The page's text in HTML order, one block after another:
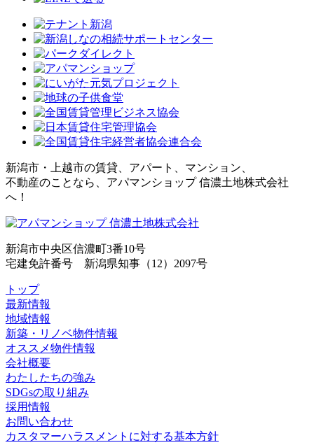
新潟市・上越市の賃貸、アパート、マンション、
不動産のことなら、アパマンショップ 信濃土地株式会社
へ！
新潟市中央区信濃町3番10号
宅建免許番号 新潟県知事（12）2097号
トップ
最新情報
地域情報
新築・リノベ物件情報
オススメ物件情報
会社概要
わたしたちの強み
SDGsの取り組み
採用情報
お問い合わせ
カスタマーハラスメントに対する基本方針